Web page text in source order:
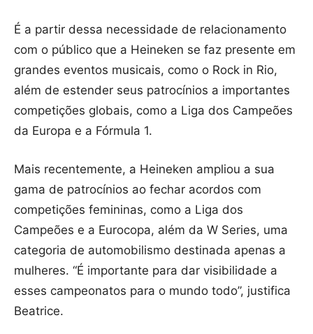
É a partir dessa necessidade de relacionamento
com o público que a Heineken se faz presente em
grandes eventos musicais, como o Rock in Rio,
além de estender seus patrocínios a importantes
competições globais, como a Liga dos Campeões
da Europa e a Fórmula 1.
Mais recentemente, a Heineken ampliou a sua
gama de patrocínios ao fechar acordos com
competições femininas, como a Liga dos
Campeões e a Eurocopa, além da W Series, uma
categoria de automobilismo destinada apenas a
mulheres. “É importante para dar visibilidade a
esses campeonatos para o mundo todo”, justifica
Beatrice.